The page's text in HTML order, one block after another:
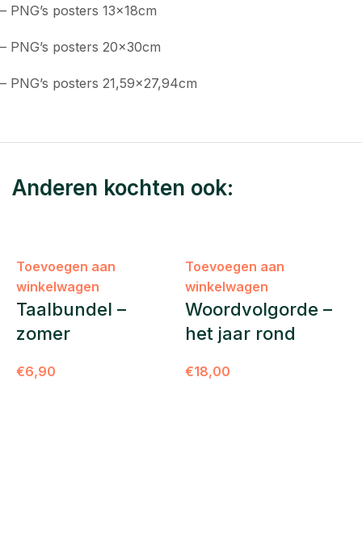
– PNG’s posters 13x18cm
– PNG’s posters 20x30cm
– PNG’s posters 21,59×27,94cm
Anderen kochten ook:
Toevoegen aan
winkelwagen
Taalbundel –
zomer
€6,90
Toevoegen aan
winkelwagen
Woordvolgorde –
het jaar rond
€18,00